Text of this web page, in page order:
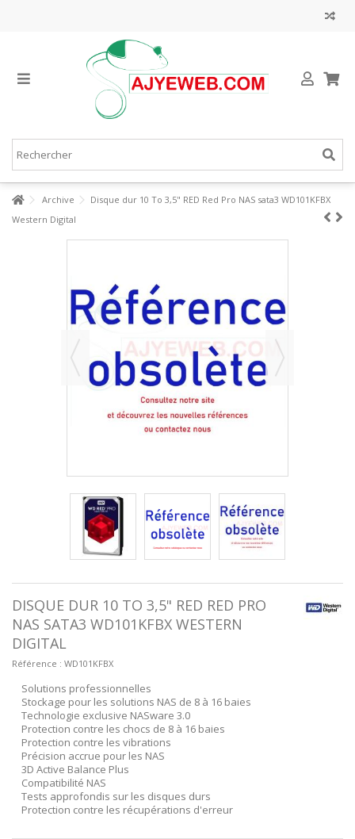
Archive
Disque dur 10 To 3,5" RED Red Pro NAS sata3 WD101KFBX
Western Digital
DISQUE DUR 10 TO 3,5" RED RED PRO
NAS SATA3 WD101KFBX WESTERN
DIGITAL
Référence : WD101KFBX
Solutions professionnelles
Stockage pour les solutions NAS de 8 à 16 baies
Technologie exclusive NASware 3.0
Protection contre les chocs de 8 à 16 baies
Protection contre les vibrations
Précision accrue pour les NAS
3D Active Balance Plus
Compatibilité NAS
Tests approfondis sur les disques durs
Protection contre les récupérations d'erreur